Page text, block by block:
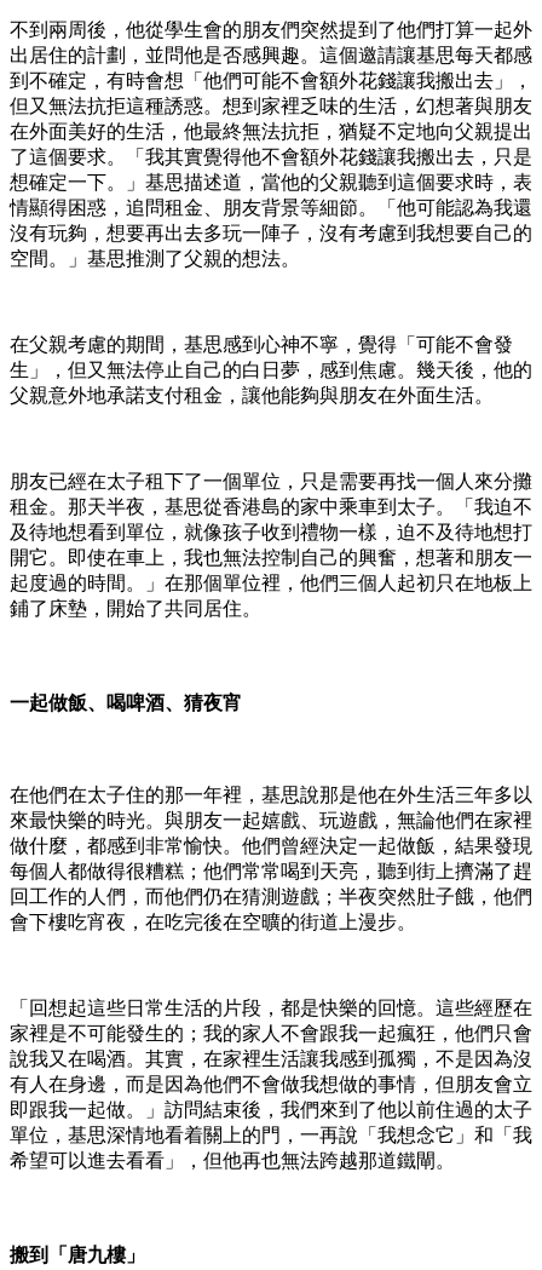
不到兩周後，他從學生會的朋友們突然提到了他們打算一起外
出居住的計劃，並問他是否感興趣。這個邀請讓基思每天都感
到不確定，有時會想「他們可能不會額外花錢讓我搬出去」，
但又無法抗拒這種誘惑。想到家裡乏味的生活，幻想著與朋友
在外面美好的生活，他最終無法抗拒，猶疑不定地向父親提出
了這個要求。「我其實覺得他不會額外花錢讓我搬出去，只是
想確定一下。」基思描述道，當他的父親聽到這個要求時，表
情顯得困惑，追問租金、朋友背景等細節。「他可能認為我還
沒有玩夠，想要再出去多玩一陣子，沒有考慮到我想要自己的
空間。」基思推測了父親的想法。
在父親考慮的期間，基思感到心神不寧，覺得「可能不會發
生」，但又無法停止自己的白日夢，感到焦慮。幾天後，他的
父親意外地承諾支付租金，讓他能夠與朋友在外面生活。
朋友已經在太子租下了一個單位，只是需要再找一個人來分攤
租金。那天半夜，基思從香港島的家中乘車到太子。「我迫不
及待地想看到單位，就像孩子收到禮物一樣，迫不及待地想打
開它。即使在車上，我也無法控制自己的興奮，想著和朋友一
起度過的時間。」在那個單位裡，他們三個人起初只在地板上
鋪了床墊，開始了共同居住。
一起做飯、喝啤酒、猜夜宵
在他們在太子住的那一年裡，基思說那是他在外生活三年多以
來最快樂的時光。與朋友一起嬉戲、玩遊戲，無論他們在家裡
做什麼，都感到非常愉快。他們曾經決定一起做飯，結果發現
每個人都做得很糟糕；他們常常喝到天亮，聽到街上擠滿了趕
回工作的人們，而他們仍在猜測遊戲；半夜突然肚子餓，他們
會下樓吃宵夜，在吃完後在空曠的街道上漫步。
「回想起這些日常生活的片段，都是快樂的回憶。這些經歷在
家裡是不可能發生的；我的家人不會跟我一起瘋狂，他們只會
說我又在喝酒。其實，在家裡生活讓我感到孤獨，不是因為沒
有人在身邊，而是因為他們不會做我想做的事情，但朋友會立
即跟我一起做。」訪問結束後，我們來到了他以前住過的太子
單位，基思深情地看着關上的門，一再說「我想念它」和「我
希望可以進去看看」，但他再也無法跨越那道鐵閘。
搬到「唐九樓」